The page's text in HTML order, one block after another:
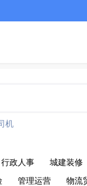
机
行政人事 城建装修
管理运营 物流